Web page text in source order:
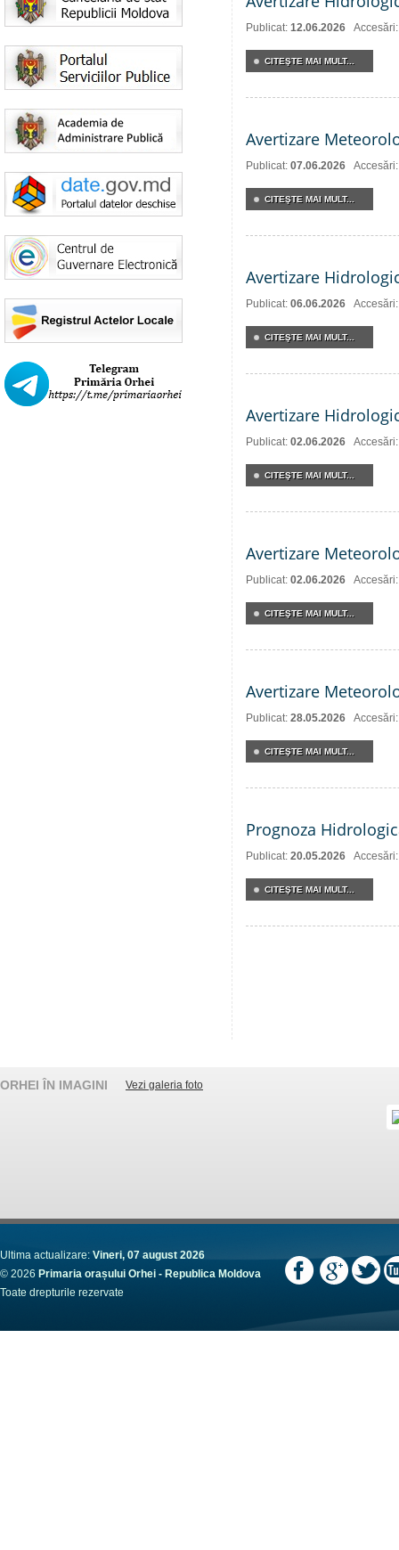
Publicat: 12.06.2026
CITEŞTE MAI MULT...
Avertizare
Publicat: 07.06.2026
CITEŞTE MAI MULT...
Avertizare
Publicat: 06.06.2026
CITEŞTE MAI MULT...
Avertizare
Publicat: 02.06.2026
CITEŞTE MAI MULT...
Avertizare
Publicat: 02.06.2026
CITEŞTE MAI MULT...
Avertizare
Publicat: 28.05.2026
CITEŞTE MAI MULT...
Prognoza
Publicat: 20.05.2026
CITEŞTE MAI MULT...
ORHEI ÎN IMAGINI Vezi galeria foto
Ultima actualizare: Vineri, 07 august 2026
© 2026 Primaria orașului Orhei - Republica Moldova
Toate drepturile rezervate